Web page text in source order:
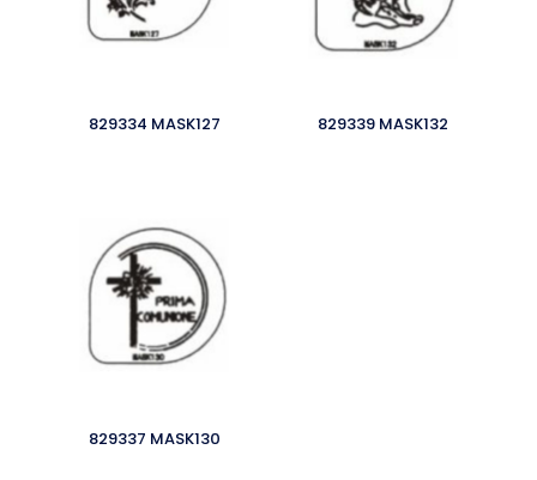
829334 MASK127 829339 MASK132
829337 MASK130